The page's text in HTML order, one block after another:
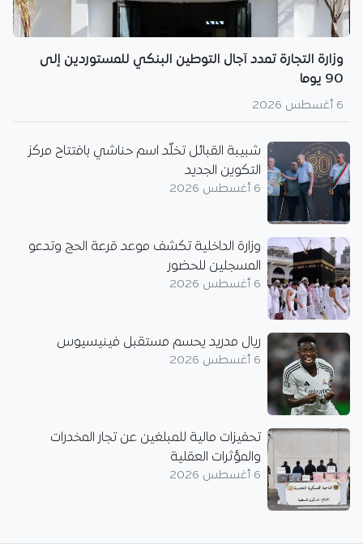
وزارة التجارة تمدد آجال التوطين البنكي للمستوردين إلى
90 يوما
6 أغسطس 2026
شبيبة القبائل تخلّد اسم حناشي بافتتاح مركز
التكوين الجديد
6 أغسطس 2026
وزارة الداخلية تكشف موعد قرعة الحج وتدعو
المسجلين للحضور
6 أغسطس 2026
ريال مدريد يحسم مستقبل فينيسيوس
6 أغسطس 2026
تحفيزات مالية للمبلغين عن تجار المخدرات
والمؤثرات العقلية
6 أغسطس 2026